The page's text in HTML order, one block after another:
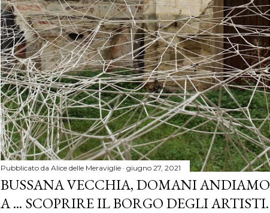
Pubblicato da Alice delle Meraviglie giugno 27, 2021
BUSSANA VECCHIA, DOMANI ANDIAMO
A ... SCOPRIRE IL BORGO DEGLI ARTISTI.